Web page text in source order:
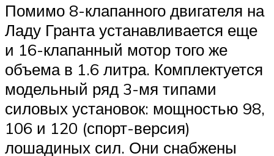
Помимо 8-клапанного двигателя на
Ладу Гранта устанавливается еще
и 16-клапанный мотор того же
объема в 1.6 литра. Комплектуется
модельный ряд 3-мя типами
силовых установок: мощностью 98,
106 и 120 (спорт-версия)
лошадиных сил. Они снабжены